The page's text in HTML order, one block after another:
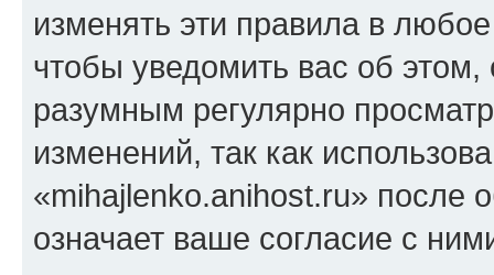
изменять эти правила в
чтобы уведомить вас об
разумным регулярно
изменений, так как
«mihajlenko.anihost.ru» после
означает ваше согласие с